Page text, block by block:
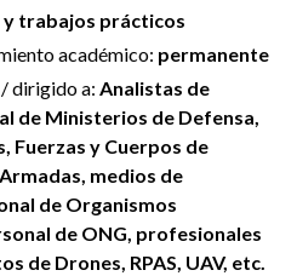
trabajos prácticos
académico: permanente
dirigido a: Analistas de
de Ministerios de Defensa,
Fuerzas y Cuerpos de
medios de
de Organismos
de ONG, profesionales
de Drones, RPAS, UAV, etc.